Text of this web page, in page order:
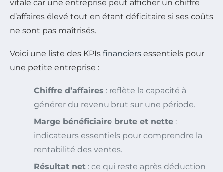
vitale car une entreprise peut afficher un chiffre
d’affaires élevé tout en étant déficitaire si ses coûts
ne sont pas maîtrisés.
Voici une liste des KPIs financiers essentiels pour
une petite entreprise :
Chiffre d’affaires : reflète la capacité à
générer du revenu brut sur une période.
Marge bénéficiaire brute et nette :
indicateurs essentiels pour comprendre la
rentabilité des ventes.
Résultat net : ce qui reste après déduction